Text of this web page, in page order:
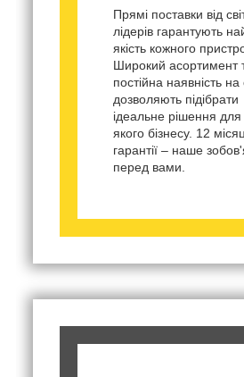
Прямі поставки від
лідерів гарантують
якість кожного
Широкий асортимент
постійна наявність на
дозволяють підібрати
ідеальне рішення для
якого бізнесу. 12
гарантії – наше
перед вами.